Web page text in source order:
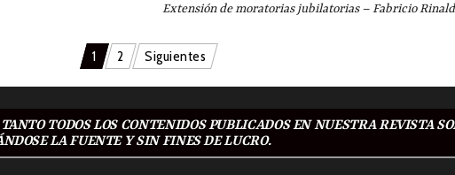
Extensión de moratorias jubilatorias – Fabricio
1 2 Siguientes
TODOS LOS CONTENIDOS PUBLICADOS EN NUESTRA REVISTA
LA FUENTE Y SIN FINES DE LUCRO.